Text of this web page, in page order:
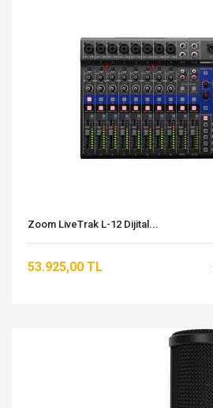
Zoom LiveTrak L-12 Dijital...
53.925,00 TL